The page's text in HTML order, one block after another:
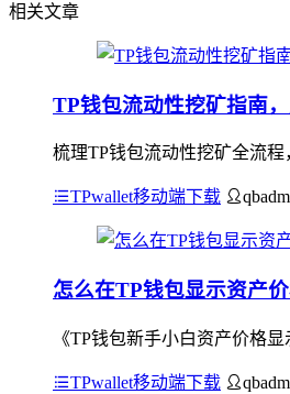
相关文章
TP钱包流动性挖矿指南
梳理TP钱包流动性挖矿全流
TPwallet移动端下载
怎么在TP钱包显示资产
《TP钱包新手小白资产价格
TPwallet移动端下载